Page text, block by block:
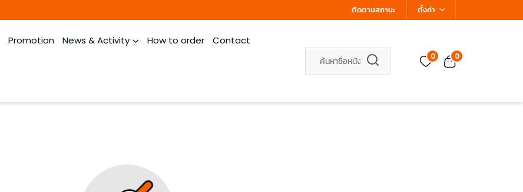
ติดตามสถานะ ตั้งค่า
Promotion News & Activity How to order Contact
0 0